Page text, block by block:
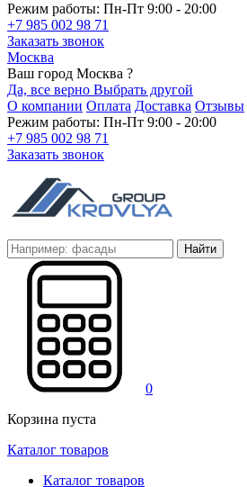
Режим работы: Пн-Пт 9:00 - 20:00
+7 985 002 98 71
Заказать звонок
Москва
Ваш город Москва ?
Да, все верно Выбрать другой
О компании Оплата Доставка Отзывы
Режим работы: Пн-Пт 9:00 - 20:00
+7 985 002 98 71
Заказать звонок
Найти
0
Корзина пуста
Каталог товаров
Каталог товаров